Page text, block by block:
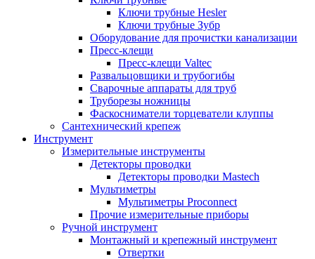
Ключи трубные Hesler
Ключи трубные Зубр
Оборудование для прочистки канализации
Пресс-клещи
Пресс-клещи Valtec
Развальцовщики и трубогибы
Сварочные аппараты для труб
Труборезы ножницы
Фаскосниматели торцеватели клуппы
Сантехнический крепеж
Инструмент
Измерительные инструменты
Детекторы проводки
Детекторы проводки Mastech
Мультиметры
Мультиметры Proconnect
Прочие измерительные приборы
Ручной инструмент
Монтажный и крепежный инструмент
Отвертки